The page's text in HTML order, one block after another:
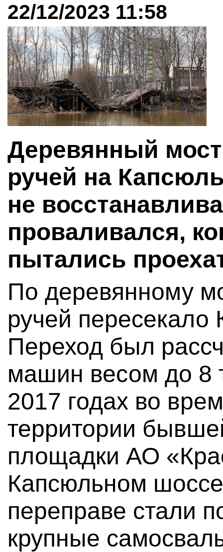
22/12/2023 11:58
Деревянный
ручей на
не
проваливался,
пытались
По деревянному
ручей
Переход был
машин весом до 8
2017 годах во
территории
площадки АО
Капсюльном
переправе стали
крупные